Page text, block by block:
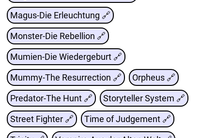
Magus-Die Erleuchtung 🔗
Monster-Die Rebellion 🔗
Mumien-Die Wiedergeburt 🔗
Mummy-The Resurrection 🔗 Orpheus 🔗
Predator-The Hunt 🔗 Storyteller System 🔗
Street Fighter 🔗 Time of Judgement 🔗